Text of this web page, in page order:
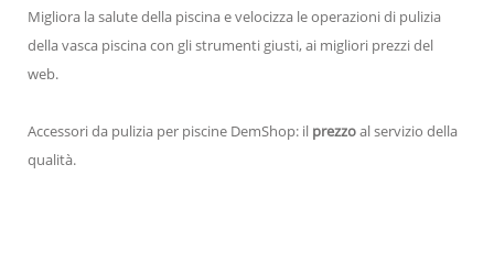
Migliora la salute della piscina e velocizza le operazioni di pulizia
della vasca piscina con gli strumenti giusti, ai migliori prezzi del
web.
Accessori da pulizia per piscine DemShop: il prezzoal servizio della
qualità.